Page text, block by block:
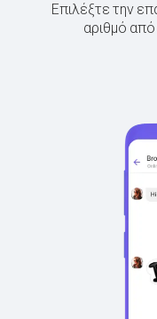
Επιλέξτε την
αριθμό